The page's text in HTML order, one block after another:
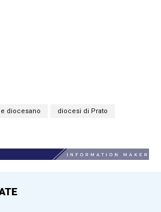
diocesano diocesi di Prato